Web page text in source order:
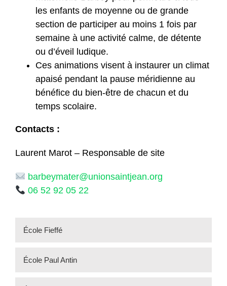
les enfants de moyenne ou de grande
section de participer au moins 1 fois par
semaine à une activité calme, de détente
ou d’éveil ludique.
Ces animations visent à instaurer un climat
apaisé pendant la pause méridienne au
bénéfice du bien-être de chacun et du
temps scolaire.
Contacts :
Laurent Marot – Responsable de site
barbeymater@unionsaintjean.org
06 52 92 05 22
École Fieffé
École Paul Antin